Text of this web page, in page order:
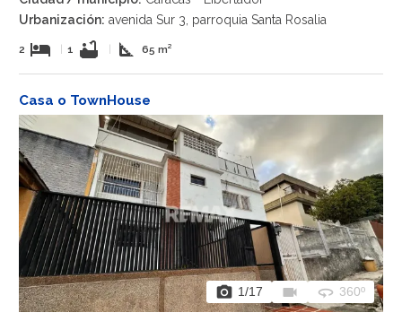
Urbanización: avenida Sur 3, parroquia Santa Rosalia
2 hotel 1 bathtub square_foot 65 m²
Casa o TownHouse
photo_camera 1/17 videocam 360 360º